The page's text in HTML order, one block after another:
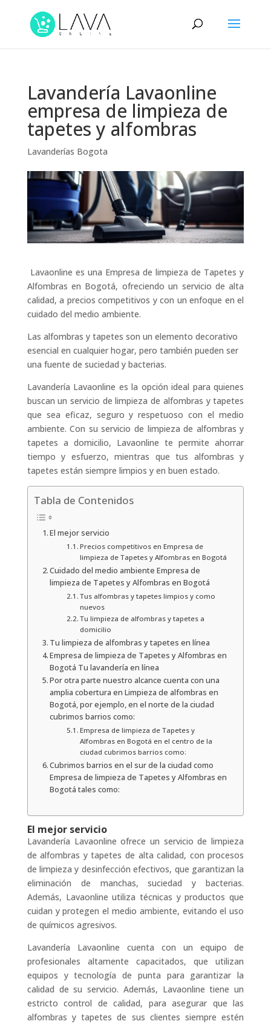
Lavandería Lavaonline
empresa de limpieza de
tapetes y alfombras
Lavanderías Bogota
Lavaonline es una Empresa de limpieza de Tapetes y
Alfombras en Bogotá, ofreciendo un servicio de alta
calidad, a precios competitivos y con un enfoque en el
cuidado del medio ambiente.
Las alfombras y tapetes son un elemento decorativo
esencial en cualquier hogar, pero también pueden ser
una fuente de suciedad y bacterias.
Lavandería Lavaonline es la opción ideal para quienes
buscan un servicio de limpieza de alfombras y tapetes
que sea eficaz, seguro y respetuoso con el medio
ambiente. Con su servicio de limpieza de alfombras y
tapetes a domicilio, Lavaonline te permite ahorrar
tiempo y esfuerzo, mientras que tus alfombras y
tapetes están siempre limpios y en buen estado.
Tabla de Contenidos
El mejor servicio
Precios competitivos en Empresa de
limpieza de Tapetes y Alfombras en Bogotá
Cuidado del medio ambiente Empresa de
limpieza de Tapetes y Alfombras en Bogotá
Tus alfombras y tapetes limpios y como
nuevos
Tu limpieza de alfombras y tapetes a
domicilio
Tu limpieza de alfombras y tapetes en línea
Empresa de limpieza de Tapetes y Alfombras en
Bogotá Tu lavandería en línea
Por otra parte nuestro alcance cuenta con una
amplia cobertura en Limpieza de alfombras en
Bogotá, por ejemplo, en el norte de la ciudad
cubrimos barrios como:
Empresa de limpieza de Tapetes y
Alfombras en Bogotá en el centro de la
ciudad cubrimos barrios como:
Cubrimos barrios en el sur de la ciudad como
Empresa de limpieza de Tapetes y Alfombras en
Bogotá tales como:
El mejor servicio
Lavandería Lavaonline ofrece un servicio de limpieza
de alfombras y tapetes de alta calidad, con procesos
de limpieza y desinfección efectivos, que garantizan la
eliminación de manchas, suciedad y bacterias.
Además, Lavaonline utiliza técnicas y productos que
cuidan y protegen el medio ambiente, evitando el uso
de químicos agresivos.
Lavandería Lavaonline cuenta con un equipo de
profesionales altamente capacitados, que utilizan
equipos y tecnología de punta para garantizar la
calidad de su servicio. Además, Lavaonline tiene un
estricto control de calidad, para asegurar que las
alfombras y tapetes de sus clientes siempre estén